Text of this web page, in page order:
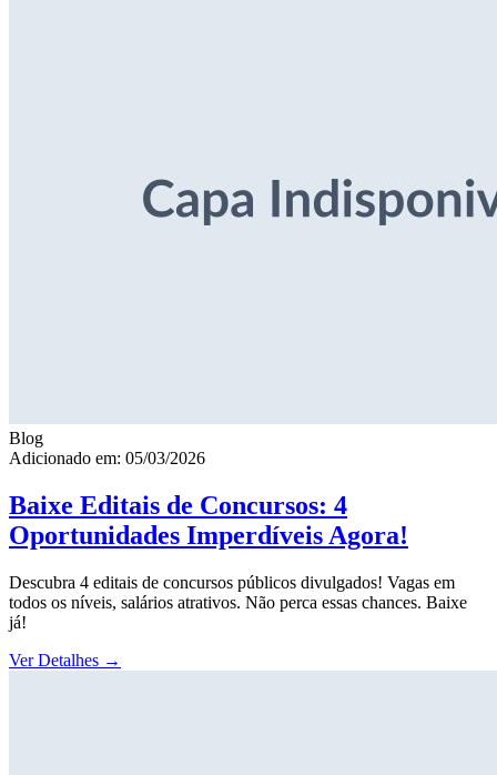
Blog
Adicionado em: 05/03/2026
Baixe Editais de Concursos: 4
Oportunidades Imperdíveis Agora!
Descubra 4 editais de concursos públicos divulgados! Vagas em
todos os níveis, salários atrativos. Não perca essas chances. Baixe
já!
Ver Detalhes →